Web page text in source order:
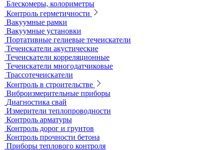
Контроль качества покрытий
Адгезиметры
Образцы для толщинометрии
Трибометры
Контроль чистоты поверхности
Оборудование для физических испытаний покрытий
Датчики к толщиномерам покрытий
Абразиометры
Блескомеры, колориметры
Контроль герметичности
Вакуумные рамки
Вакуумные установки
Портативные гелиевые течеискатели